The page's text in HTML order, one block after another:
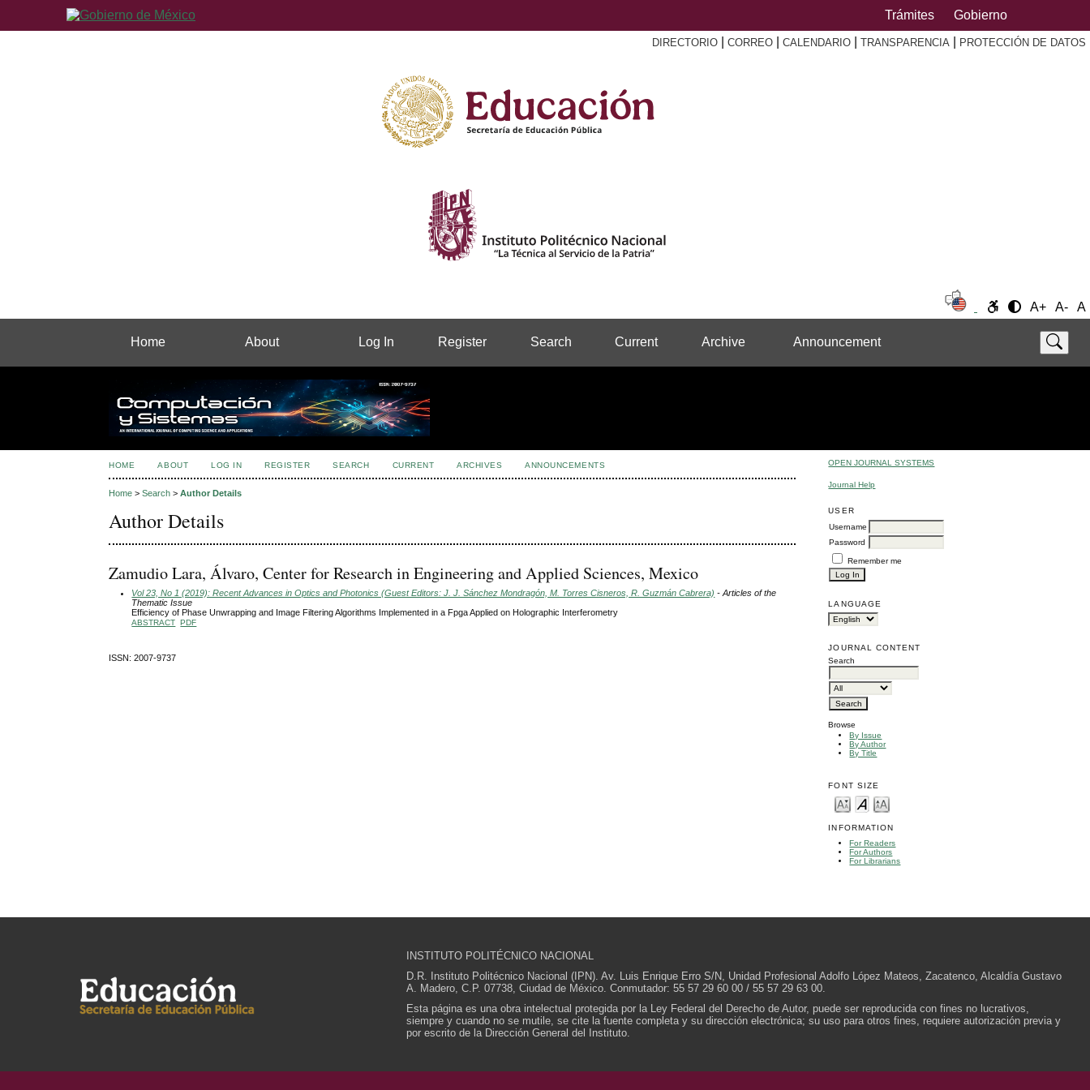
Trámites Gobierno
DIRECTORIO CORREO CALENDARIO TRANSPARENCIA PROTECCIÓN DE DATOS
A+ A- A
Home About Log In Register Search Current Archive Announcement
OPEN JOURNAL SYSTEMS
Journal Help
USER
Username
Password
Remember me
LANGUAGE
JOURNAL CONTENT
Search
Browse
By Issue
By Author
By Title
FONT SIZE
INFORMATION
For Readers
For Authors
For Librarians
HOME ABOUT LOG IN REGISTER SEARCH CURRENT ARCHIVES ANNOUNCEMENTS
Home >Search >Author Details
Author Details
Zamudio Lara, Álvaro, Center for Research in Engineering and Applied Sciences, Mexico
Vol 23, No 1 (2019): Recent Advances in Optics and Photonics (Guest Editors: J. J. Sánchez Mondragón, M. Torres Cisneros, R. Guzmán Cabrera) - Articles of the
Thematic Issue
Efficiency of Phase Unwrapping and Image Filtering Algorithms Implemented in a Fpga Applied on Holographic Interferometry
ABSTRACT PDF
ISSN: 2007-9737
INSTITUTO POLITÉCNICO NACIONAL
D.R. Instituto Politécnico Nacional (IPN). Av. Luis Enrique Erro S/N, Unidad Profesional Adolfo López Mateos, Zacatenco, Alcaldía Gustavo
A. Madero, C.P. 07738, Ciudad de México. Conmutador: 55 57 29 60 00 / 55 57 29 63 00.
Esta página es una obra intelectual protegida por la Ley Federal del Derecho de Autor, puede ser reproducida con fines no lucrativos,
siempre y cuando no se mutile, se cite la fuente completa y su dirección electrónica; su uso para otros fines, requiere autorización previa y
por escrito de la Dirección General del Instituto.